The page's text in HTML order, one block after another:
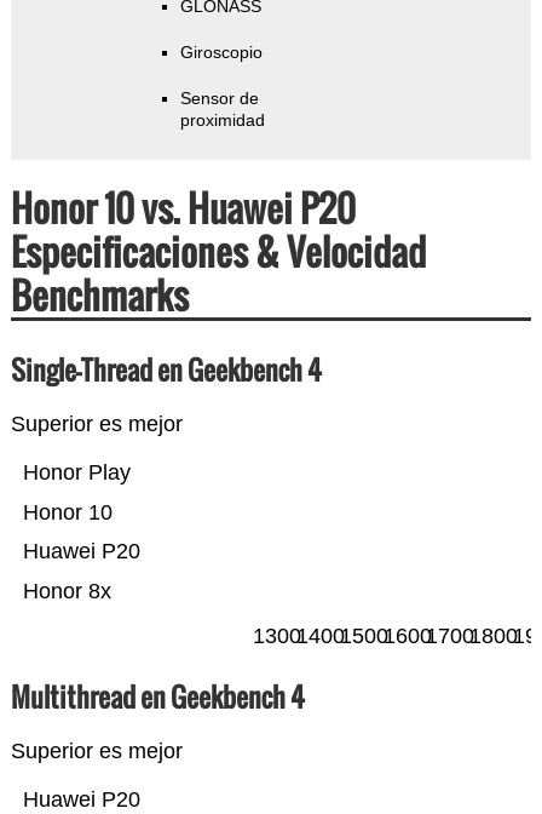
GLONASS
Giroscopio
Sensor de
proximidad
Honor 10 vs. Huawei P20
Especificaciones & Velocidad
Benchmarks
Single-Thread en Geekbench 4
Superior es mejor
Honor 8x
Huawei P20
Honor 10
Honor Play
130014001500160017001800
Multithread en Geekbench 4
Superior es mejor
Huawei P20